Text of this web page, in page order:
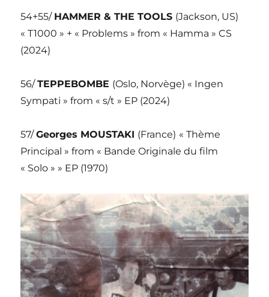
54+55/ HAMMER & THE TOOLS (Jackson, US)
« T1000 » + « Problems » from « Hamma » CS
(2024)
56/TEPPEBOMBE (Oslo, Norvège) « Ingen
Sympati » from « s/t » EP (2024)
57/Georges MOUSTAKI (France) « Thème
Principal » from « Bande Originale du film
« Solo » » EP (1970)